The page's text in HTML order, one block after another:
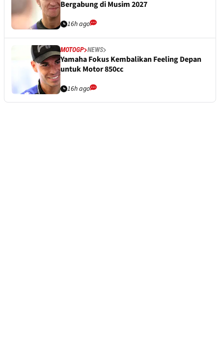
Bergabung di Musim 2027
16h ago
MOTOGP NEWS
Yamaha Fokus Kembalikan Feeling Depan
untuk Motor 850cc
16h ago